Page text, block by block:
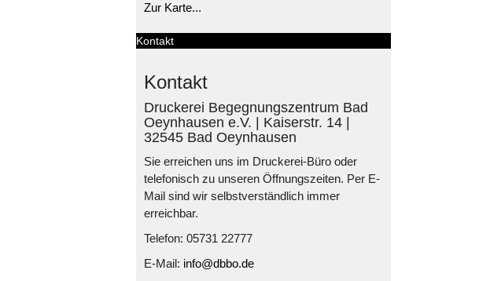
Zur Karte...
Kontakt
Kontakt
Druckerei Begegnungszentrum Bad
Oeynhausen e.V. | Kaiserstr. 14 |
32545 Bad Oeynhausen
Sie erreichen uns im Druckerei-Büro oder
telefonisch zu unseren Öffnungszeiten. Per E-
Mail sind wir selbstverständlich immer
erreichbar.
Telefon: 05731 22777
E-Mail: info@dbbo.de